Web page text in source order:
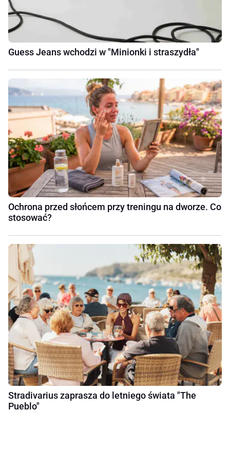
Guess Jeans wchodzi w "Minionki i straszydła"
Ochrona przed słońcem przy treningu na dworze. Co
stosować?
Stradivarius zaprasza do letniego świata "The
Pueblo"